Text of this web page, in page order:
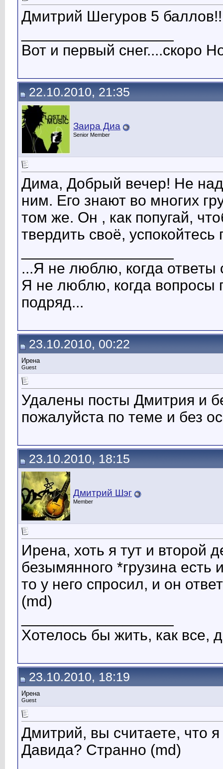
Дмитрий Шегуров 5
Вот и первый снег....скоро
22.10.2010, 21:35
Заира Диа
Senior Member
Дима, Добрый вечер! Не
ним. Его знают во многих
том же. Он , как попугай,
твердить своё, успокойтесь
...Я не люблю, когда ответы
Я не люблю, когда вопросы
подряд...
23.10.2010, 00:22
Ирена
Guest
Удалены посты Дмитрия и
пожалуйста по теме и без
23.10.2010, 18:15
Дмитрий Шэг
Member
Ирена, хоть я тут и второй
безымянного *грузина
то у него спросил, и он
(md)
Хотелось бы жить, как все,
23.10.2010, 18:19
Ирена
Guest
Дмитрий, вы считаете, что
Давида? Странно (md)